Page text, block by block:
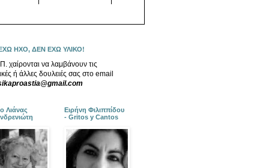
ΗΧΟ, ΔΕΝ ΕΧΩ ΥΛΙΚΟ!
χαίρονται να λαμβάνουν τις
ή άλλες δουλειές σας στο email
Λιάνας
Ειρήνη Φιλιππίδου
- Gritos y Cantos